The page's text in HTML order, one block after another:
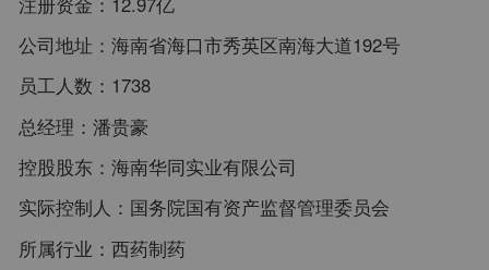
公司地址： 海南省海口市秀英区南海大道192号
员工人数： 1738
总经理： 潘贵豪
控股股东： 海南华同实业有限公司
实际控制人： 国务院国有资产监督管理委员会
所属行业： 西药制药